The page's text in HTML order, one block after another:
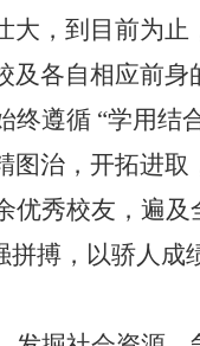
，到目前为
各自相应前身
终遵循 “学用结
治，开拓进
优秀校友，遍
拼搏，以骄人